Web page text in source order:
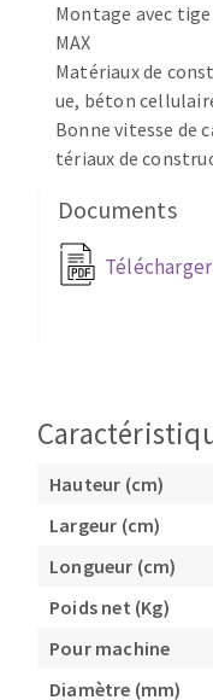
Scies à ruban
Perceuses
Affuteurs de
Tourets
Tours à métaux
Tables
Rubans
Fraise HSS
Montage avec tige
MAX
Matériaux de
ue, béton
Bonne vitesse de
tériaux de
Documents
Hauteur (cm)
Largeur (cm)
Longueur (cm)
Poids net (Kg)
Pour machine
Diamètre (mm)